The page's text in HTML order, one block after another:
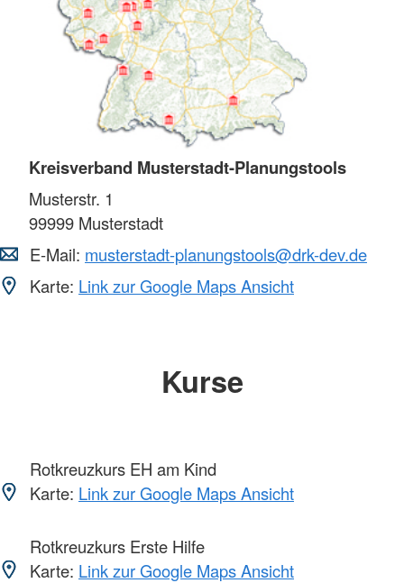
Kreisverband Musterstadt-Planungstools
Musterstr. 1
99999 Musterstadt
E-Mail: musterstadt-planungstools@drk-dev.de
Karte: Link zur Google Maps Ansicht
Kurse
Rotkreuzkurs EH am Kind
Karte: Link zur Google Maps Ansicht
Rotkreuzkurs Erste Hilfe
Karte: Link zur Google Maps Ansicht